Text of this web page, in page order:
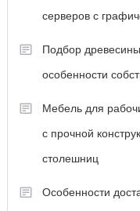
серверов с
Подбор
особенности
Мебель для
с прочной
столешниц
Особенности